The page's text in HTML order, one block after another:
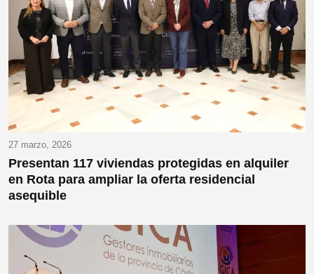
27 marzo, 2026
Presentan 117 viviendas protegidas en alquiler
en Rota para ampliar la oferta residencial
asequible